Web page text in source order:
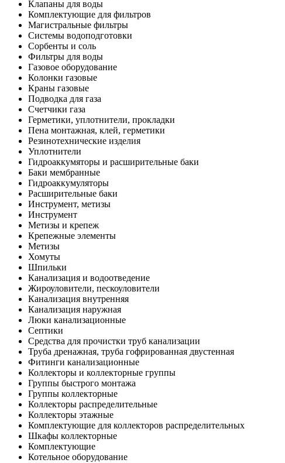
Клапаны для воды
Комплектующие для фильтров
Магистральные фильтры
Системы водоподготовки
Сорбенты и соль
Фильтры для воды
Газовое оборудование
Колонки газовые
Краны газовые
Подводка для газа
Счетчики газа
Герметики, уплотнители, прокладки
Пена монтажная, клей, герметики
Резинотехнические изделия
Уплотнители
Гидроаккумяторы и расширительные баки
Баки мембранные
Гидроаккумуляторы
Расширительные баки
Инструмент, метизы
Инструмент
Метизы и крепеж
Крепежные элементы
Метизы
Хомуты
Шпильки
Канализация и водоотведение
Жироуловители, пескоуловители
Канализация внутренняя
Канализация наружная
Люки канализационные
Септики
Средства для прочистки труб канализации
Труба дренажная, труба гофрированная двустенная
Фитинги канализационные
Коллекторы и коллекторные группы
Группы быстрого монтажа
Группы коллекторные
Коллекторы распределительные
Коллекторы этажные
Комплектующие для коллекторов распределительных
Шкафы коллекторные
Комплектующие
Котельное оборудование